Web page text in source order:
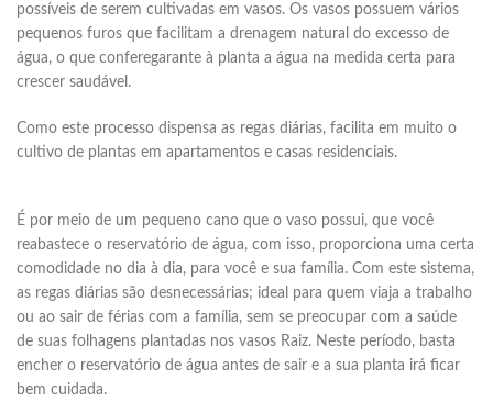
possíveis de serem cultivadas em vasos. Os vasos possuem vários
pequenos furos que facilitam a drenagem natural do excesso de
água, o que conferegarante à planta a água na medida certa para
crescer saudável.
Como este processo dispensa as regas diárias, facilita em muito o
cultivo de plantas em apartamentos e casas residenciais.
É por meio de um pequeno cano que o vaso possui, que você
reabastece o reservatório de água, com isso, proporciona uma certa
comodidade no dia à dia, para você e sua família. Com este sistema,
as regas diárias são desnecessárias; ideal para quem viaja a trabalho
ou ao sair de férias com a família, sem se preocupar com a saúde
de suas folhagens plantadas nos vasos Raiz. Neste período, basta
encher o reservatório de água antes de sair e a sua planta irá ficar
bem cuidada.